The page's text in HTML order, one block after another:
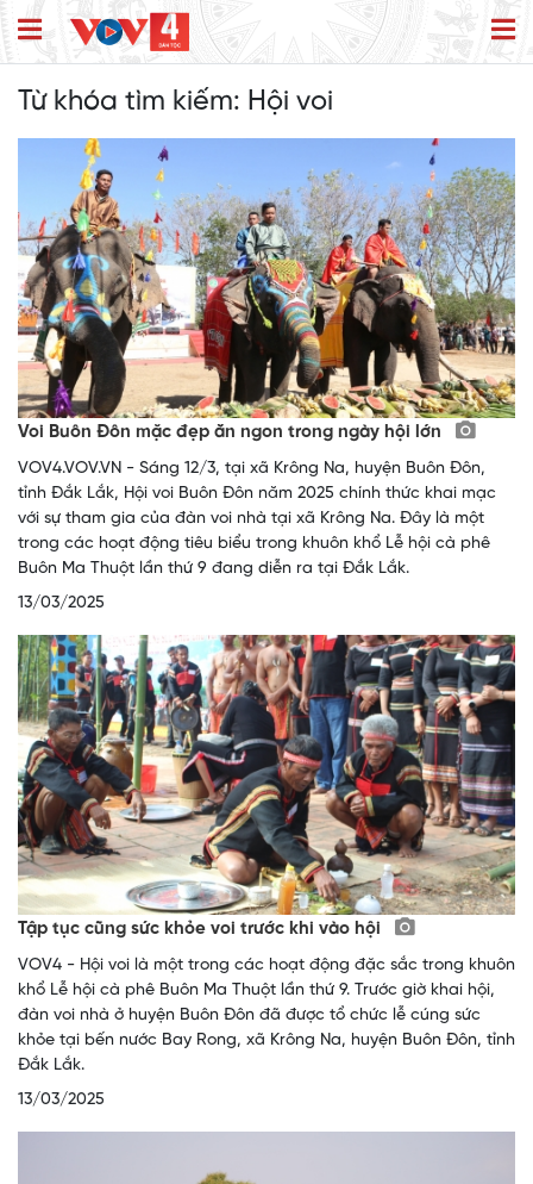
Từ khóa tìm kiếm: Hội voi
Voi Buôn Đôn mặc đẹp ăn ngon trong ngày hội lớn
VOV4.VOV.VN - Sáng 12/3, tại xã Krông Na, huyện Buôn Đôn,
tỉnh Đắk Lắk, Hội voi Buôn Đôn năm 2025 chính thức khai mạc
với sự tham gia của đàn voi nhà tại xã Krông Na. Đây là một
trong các hoạt động tiêu biểu trong khuôn khổ Lễ hội cà phê
Buôn Ma Thuột lần thứ 9 đang diễn ra tại Đắk Lắk.
13/03/2025
Tập tục cũng sức khỏe voi trước khi vào hội
VOV4 - Hội voi là một trong các hoạt động đặc sắc trong khuôn
khổ Lễ hội cà phê Buôn Ma Thuột lần thứ 9. Trước giờ khai hội,
đàn voi nhà ở huyện Buôn Đôn đã được tổ chức lễ cúng sức
khỏe tại bến nước Bay Rong, xã Krông Na, huyện Buôn Đôn, tỉnh
Đắk Lắk.
13/03/2025